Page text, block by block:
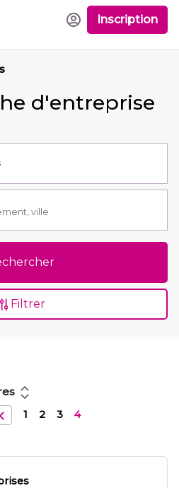
Inscription
d'entreprise
Filtrer
1 2 3 4